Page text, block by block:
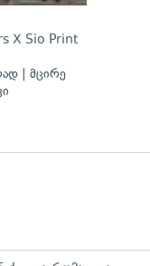
X Sio Print
| მცირე